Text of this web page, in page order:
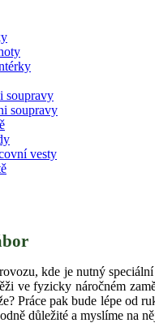
soupravy
soupravy
vesty
kde je nutný
ve fyzicky náročném
Práce pak bude lépe od
důležité a myslíme na